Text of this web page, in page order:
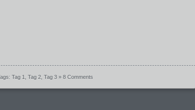
Tag 1 Tag 2 Tag 3 » 8 Comments